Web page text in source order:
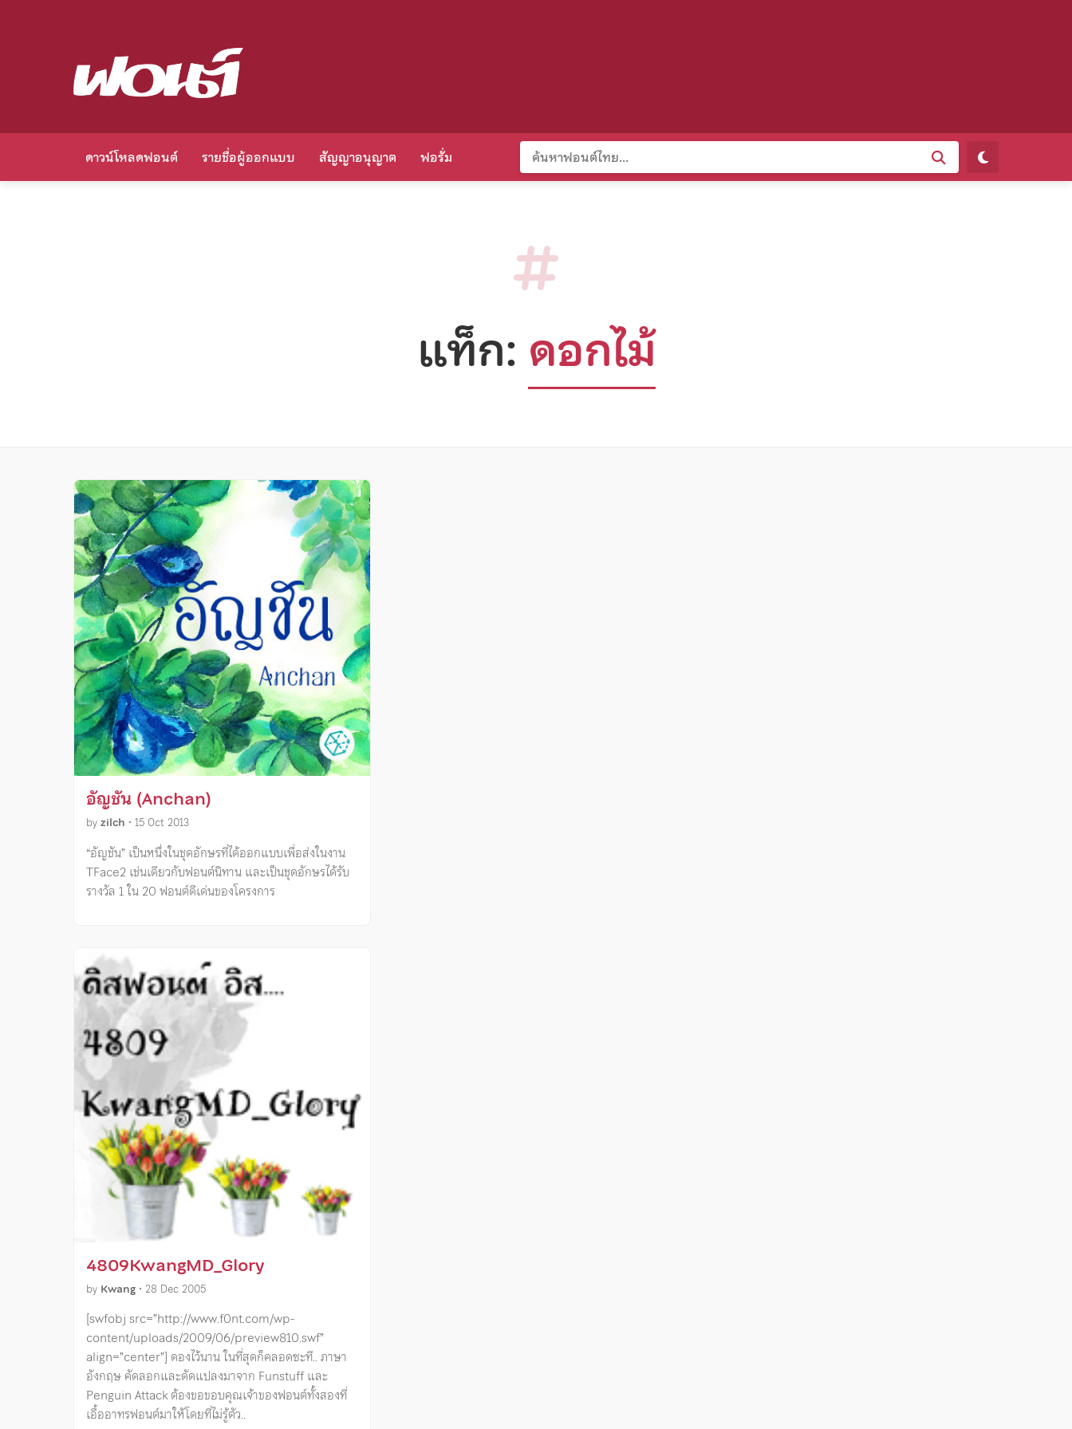
ดาวน์โหลดฟอนต์ รายชื่อผู้ออกแบบ สัญญาอนุญาต ฟอรั่ม
แท็ก: ดอกไม้
อัญชัน (Anchan)
byzilch • 15 Oct 2013
“อัญชัน” เป็นหนึ่งในชุดอักษรที่ได้ออกแบบเพื่อส่งในงาน
TFace2 เช่นเดียวกับฟอนต์นิทาน และเป็นชุดอักษรได้รับ
รางวัล 1 ใน 20 ฟอนต์ดีเด่นของโครงการ
4809KwangMD_Glory
by Kwang • 28 Dec 2005
[swfobj src=”http://www.f0nt.com/wp-
content/uploads/2009/06/preview810.swf”
align=”center”] ดองไว้นาน ในที่สุดก็คลอดซะที.. ภาษา
อังกฤษ คัดลอกและดัดแปลงมาจาก Funstuff และ
Penguin Attack ต้องขอขอบคุณเจ้าของฟอนต์ทั้งสองที่
เอื้ออาทรฟอนต์มาให้โดยที่ไม่รู้ตัว..